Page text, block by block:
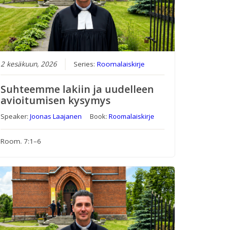
2 kesäkuun, 2026 Series:Roomalaiskirje
Suhteemme lakiin ja uudelleen
avioitumisen kysymys
Speaker:Joonas Laajanen Book:Roomalaiskirje
Room. 7:1–6